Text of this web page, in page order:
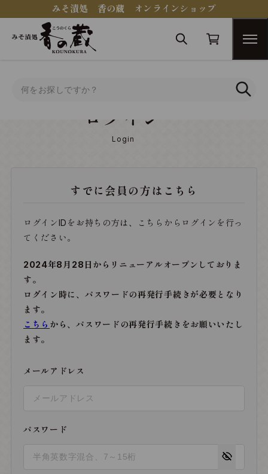
みそ漬処 香の蔵 オンラインショップ
ログイン
Login
すでに会員の方はこちら
ログインIDをお持ちの方は、こちらからログインを行っ
てください。
2024年8月28日からリニューアルオープンしておりま
す。
ログイン時に、パスワードの再発行手続きが必要となり
ます。
こちら から、パスワードの再発行手続きをお願いいたし
ます。
メールアドレス
パスワード